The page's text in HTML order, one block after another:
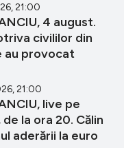
21:00
4 august.
civililor din
au provocat
21:00
live pe
la ora 20. Călin
aderării la euro